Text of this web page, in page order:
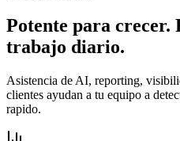
Potente para crecer.
trabajo diario.
Asistencia de AI, reporting,
clientes ayudan a tu equipo a
rapido.